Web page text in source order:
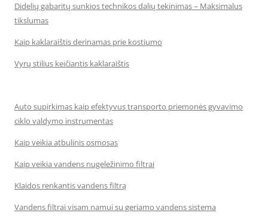
Didelių gabaritų sunkios technikos dalių tekinimas – Maksimalus
tikslumas
Kaip kaklaraištis derinamas prie kostiumo
Vyrų stilius keičiantis kaklaraištis
Auto supirkimas kaip efektyvus transporto priemonės gyvavimo
ciklo valdymo instrumentas
Kaip veikia atbulinis osmosas
Kaip veikia vandens nugeležinimo filtrai
Klaidos renkantis vandens filtrą
Vandens filtrai visam namui su geriamo vandens sistema